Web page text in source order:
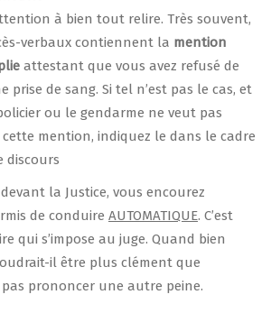
à bien tout relire. Très souvent,
verbaux contiennent la mention
attestant que vous avez refusé de
prise de sang. Si tel n’est pas le cas, et
ou le gendarme ne veut pas
mention, indiquez le dans le cadre
discours
la Justice, vous encourez
de conduire AUTOMATIQUE. C’est
qui s’impose au juge. Quand bien
il être plus clément que
prononcer une autre peine.